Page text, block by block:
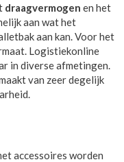
draagvermogen en het
aan wat het
aan kan. Voor het
Logistiekonline
in diverse afmetingen.
van zeer degelijk
accessoires worden